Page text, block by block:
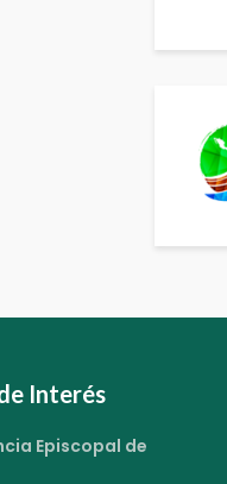
Interés
Episcopal de